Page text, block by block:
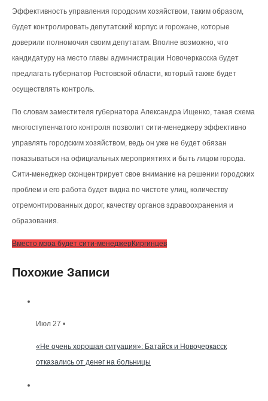
Эффективность управления городским хозяйством, таким образом,
будет контролировать депутатский корпус и горожане, которые
доверили полномочия своим депутатам. Вполне возможно, что
кандидатуру на место главы администрации Новочеркасска будет
предлагать губернатор Ростовской области, который также будет
осуществлять контроль.
По словам заместителя губернатора Александра Ищенко, такая схема
многоступенчатого контроля позволит сити-менеджеру эффективно
управлять городским хозяйством, ведь он уже не будет обязан
показываться на официальных мероприятиях и быть лицом города.
Сити-менеджер сконцентрирует свое внимание на решении городских
проблем и его работа будет видна по чистоте улиц, количеству
отремонтированных дорог, качеству органов здравоохранения и
образования.
Вместо мэра будет сити-менеджерКиргинцев
Похожие Записи
Июл 27 •
«Не очень хорошая ситуация»: Батайск и Новочеркасск
отказались от денег на больницы